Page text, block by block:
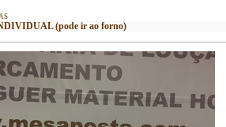
(pode ir ao forno)